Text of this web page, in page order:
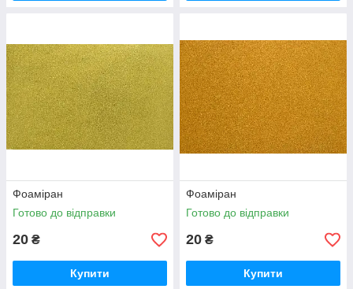
Фоаміран
Готово до відправки
20 ₴
Купити
Фоаміран
Готово до відправки
20 ₴
Купити